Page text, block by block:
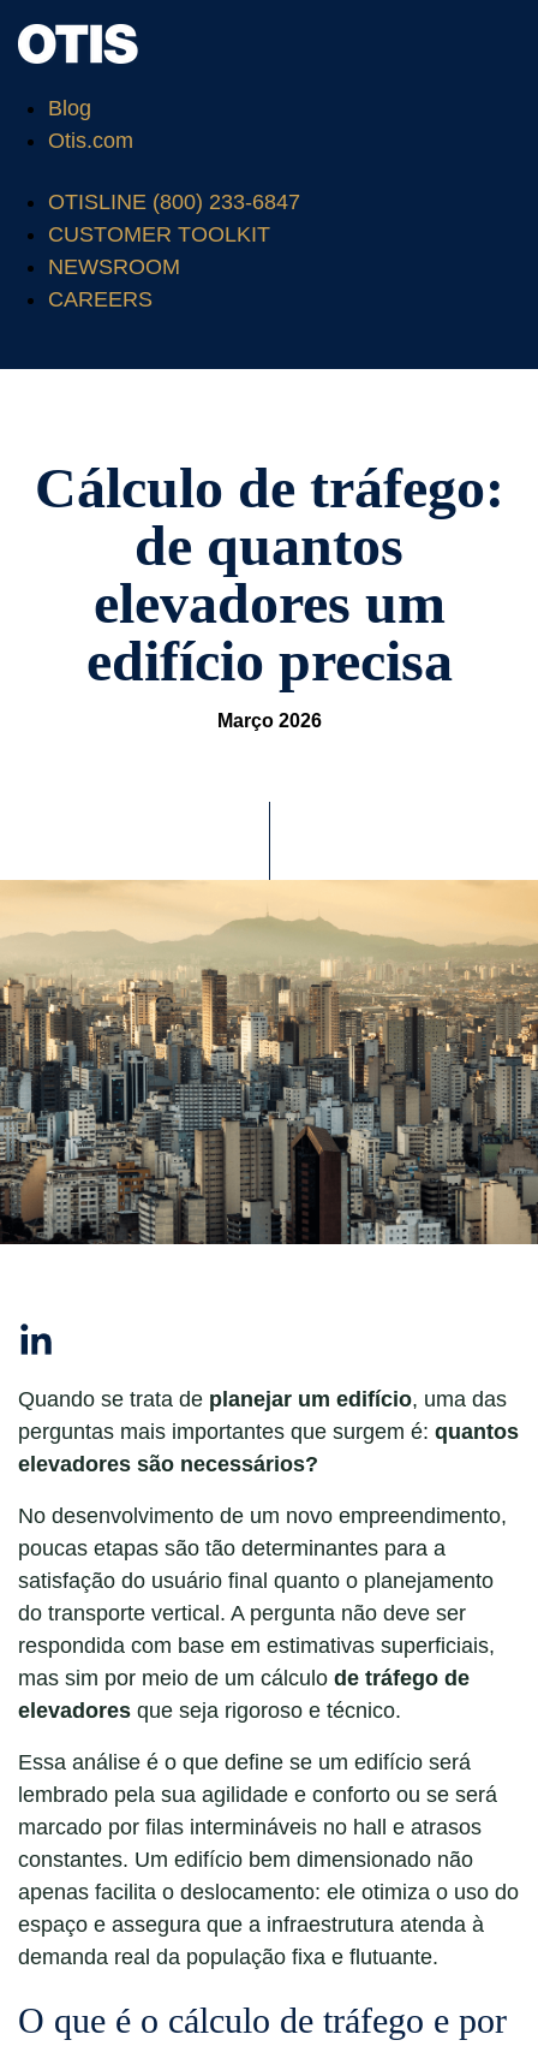
Blog
Otis.com
OTISLINE (800) 233-6847
CUSTOMER TOOLKIT
NEWSROOM
CAREERS
Cálculo de tráfego:
de quantos
elevadores um
edifício precisa
Março 2026
Linkedin
Quando se trata de planejar um edifício, uma das
perguntas mais importantes que surgem é: quantos
elevadores são necessários?
No desenvolvimento de um novo empreendimento,
poucas etapas são tão determinantes para a
satisfação do usuário final quanto o planejamento
do transporte vertical. A pergunta não deve ser
respondida com base em estimativas superficiais,
mas sim por meio de um cálculo de tráfego de
elevadores que seja rigoroso e técnico.
Essa análise é o que define se um edifício será
lembrado pela sua agilidade e conforto ou se será
marcado por filas intermináveis no hall e atrasos
constantes. Um edifício bem dimensionado não
apenas facilita o deslocamento: ele otimiza o uso do
espaço e assegura que a infraestrutura atenda à
demanda real da população fixa e flutuante.
O que é o cálculo de tráfego e por